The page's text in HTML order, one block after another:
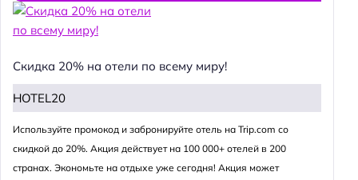
Скидка 20% на отели по всему миру!
HOTEL20
Используйте промокод и забронируйте отель на Trip.com со
скидкой до 20%. Акция действует на 100 000+ отелей в 200
странах. Экономьте на отдыхе уже сегодня! Акция может